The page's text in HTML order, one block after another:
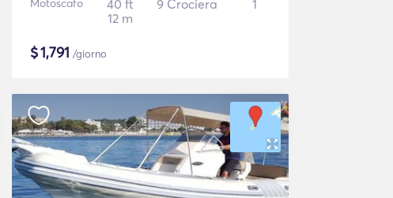
Motoscafo
40 ft
12 m
9 Crociera 1
$1,791 /giorno